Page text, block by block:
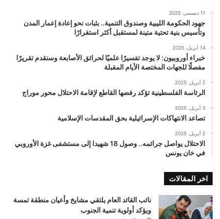
11 ديسمبر، 2025
جهود الحكومة الليبية وصندوق التنمية.. بثبات نحو إعادة إعمار المدن
وتأسيس بنية تحتية متينة لمستقبل أكثر استقرارًا
14 أبريل، 2025
خبراء أوروبيون: لا يوجد تفسيرًا علميًا لحرائق الأصابعة وسنقدم تقريرًا
مفصلًا للجهات المختصة الأيام المقبلة
2 أبريل، 2025
الرئاسة الفلسطينية تؤكد رفضها القاطع لإقامة الاحتلال محور موراج
3 أبريل، 2025
تصاعد الانتهاكات الإسرائيلية بحق المقدسات الإسلامية
2 أبريل، 2025
الاحتلال يواصل جرائمه.. وصول 18 شهيدا إلى مستشفى غزة الأوروبي
في خان يونس
اخر المقالات
نائب القائد العام يلتقي مشايخ وأعيان منطقة تمسة
ويؤكد أولوية تنمية الجنوب